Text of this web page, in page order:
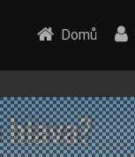
Domů